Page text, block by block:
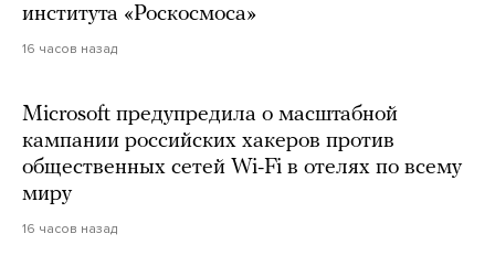
института «Роскосмоса»
16 часов назад
Microsoft предупредила о масштабной
кампании российских хакеров против
общественных сетей Wi-Fi в отелях по всему
миру
16 часов назад